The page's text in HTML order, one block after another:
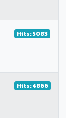
Hits: 5083
Hits: 4866